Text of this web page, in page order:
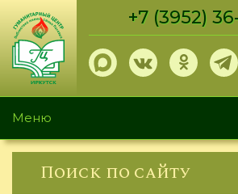
Перейти
основному
содержанию
+7 (3952)
Меню
Поиск по сайту